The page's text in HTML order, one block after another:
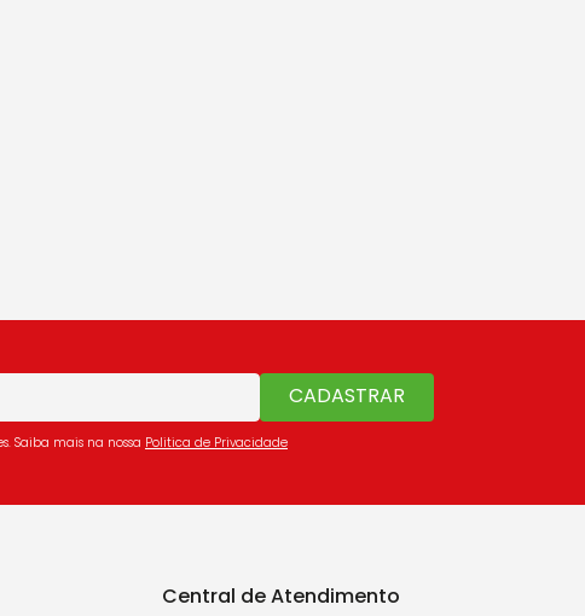
CADASTRAR
Saiba mais na nossa Politica de Privacidade
Central de Atendimento